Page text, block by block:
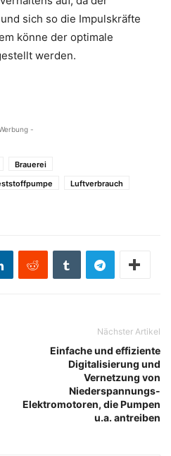
sich so die Impulskräfte
könne der optimale
werden.
-
Brauerei
Luftverbrauch
Nächster Artikel
Einfache und effiziente
Digitalisierung und
Vernetzung von
Niederspannungs-
Elektromotoren, die Pumpen
u.a. antreiben